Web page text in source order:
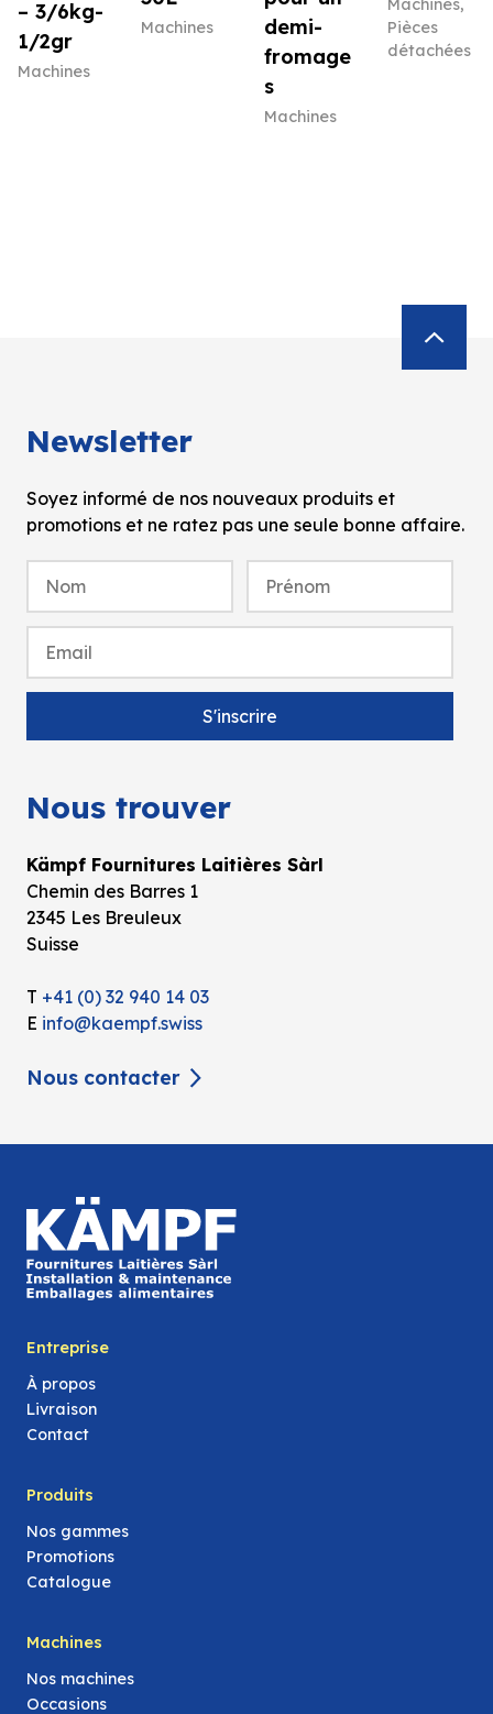
– 3/6kg-
1/2gr
Machines
Machines
demi-
fromage
s
Machines
Machines,
Pièces
détachées
Newsletter
Soyez informé de nos nouveaux produits et
promotions et ne ratez pas une seule bonne affaire.
Nous trouver
Kämpf Fournitures Laitières Sàrl
Chemin des Barres 1
2345 Les Breuleux
Suisse
T +41 (0) 32 940 14 03
E info@kaempf.swiss
Nous contacter
Entreprise
À propos
Livraison
Contact
Produits
Nos gammes
Promotions
Catalogue
Machines
Nos machines
Occasions